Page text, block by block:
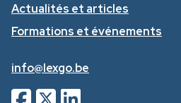
Actualités et articles
Formations et événements
info@lexgo.be